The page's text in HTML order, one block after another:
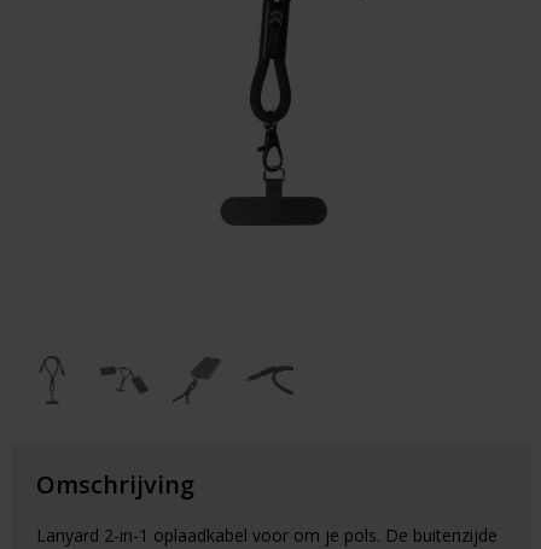
Gezondheid & Verzorging
Omschrijving
Lanyard 2-in-1 oplaadkabel voor om je pols. De buitenzijde